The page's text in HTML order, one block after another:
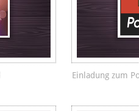
Einladung zum